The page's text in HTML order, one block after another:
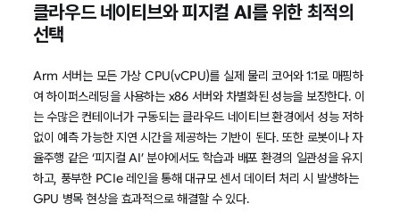
클라우드 네이티브와 피지컬 AI를 위한 최적의
선택
Arm 서버는 모든 가상 CPU(vCPU)를 실제 물리 코어와 1:1로 매핑하
여 하이퍼스레딩을 사용하는 x86 서버와 차별화된 성능을 보장한다. 이
는 수많은 컨테이너가 구동되는 클라우드 네이티브 환경에서 성능 저하
없이 예측 가능한 지연 시간을 제공하는 기반이 된다. 또한 로봇이나 자
율주행 같은 ‘피지컬 AI’ 분야에서도 학습과 배포 환경의 일관성을 유지
하고, 풍부한 PCIe 레인을 통해 대규모 센서 데이터 처리 시 발생하는
GPU 병목 현상을 효과적으로 해결할 수 있다.